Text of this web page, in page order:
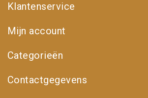
Klantenservice
Mijn account
Categorieën
Contactgegevens